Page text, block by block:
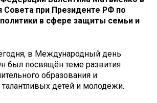
Совета при Президенте РФ по
в сфере защиты семьи и
в Международный день
был посвящён теме развития
образования и
детей и молодёжи.